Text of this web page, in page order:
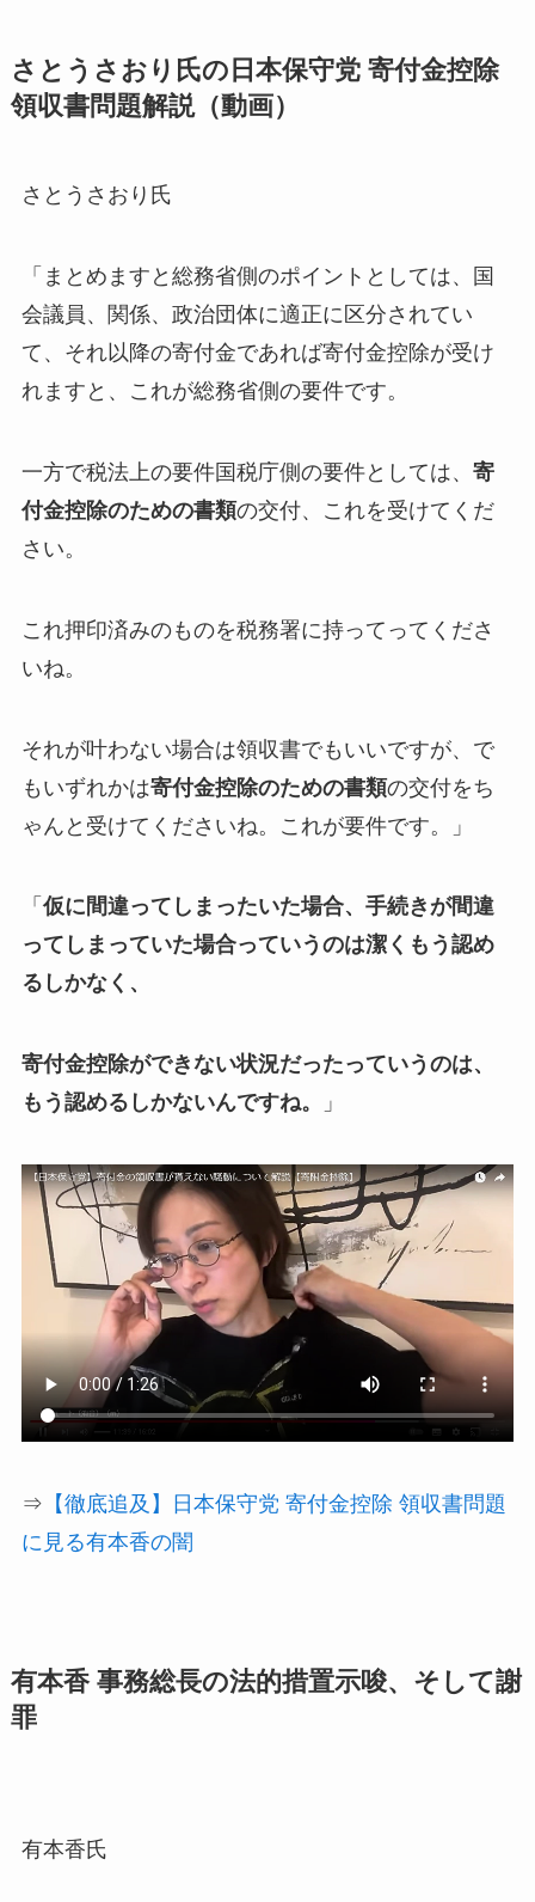
さとうさおり氏の日本保守党 寄付金控除
領収書問題解説（動画）
さとうさおり氏
「まとめますと総務省側のポイントとしては、国
会議員、関係、政治団体に適正に区分されてい
て、それ以降の寄付金であれば寄付金控除が受け
れますと、これが総務省側の要件です。
一方で税法上の要件国税庁側の要件としては、 寄
付金控除のための書類の交付、これを受けてくだ
さい。
これ押印済みのものを税務署に持ってってくださ
いね。
それが叶わない場合は領収書でもいいですが、で
もいずれかは寄付金控除のための書類の交付をち
ゃんと受けてくださいね。これが要件です。」
「 仮に間違ってしまったいた場合、手続きが間違
ってしまっていた場合っていうのは潔くもう認め
るしかなく、
寄付金控除ができない状況だったっていうのは、
もう認めるしかないんですね。
」
⇒ 【徹底追及】日本保守党 寄付金控除 領収書問題
に見る有本香の闇
有本香 事務総長の法的措置示唆、そして謝
罪
有本香氏